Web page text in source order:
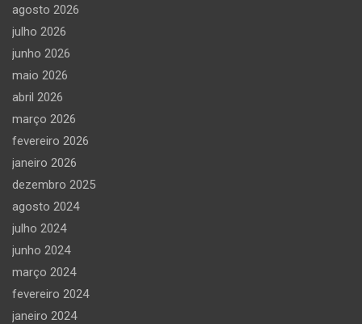
agosto 2026
julho 2026
junho 2026
maio 2026
abril 2026
março 2026
fevereiro 2026
janeiro 2026
dezembro 2025
agosto 2024
julho 2024
junho 2024
março 2024
fevereiro 2024
janeiro 2024